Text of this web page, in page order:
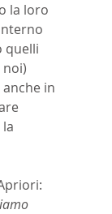
la loro
quelli
in